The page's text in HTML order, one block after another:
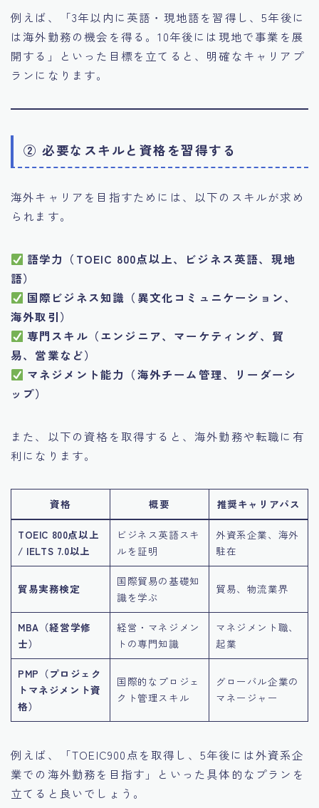
例えば、「3年以内に英語・現地語を習得し、5年後に
は海外勤務の機会を得る。10年後には現地で事業を展
開する」といった目標を立てると、明確なキャリアプ
ランになります。
② 必要なスキルと資格を習得する
海外キャリアを目指すためには、以下のスキルが求め
られます。
語学力（TOEIC 800点以上、ビジネス英語、現地
語）
国際ビジネス知識（異文化コミュニケーション、
海外取引）
専門スキル（エンジニア、マーケティング、貿
易、営業など）
マネジメント能力（海外チーム管理、リーダーシ
ップ）
また、以下の資格を取得すると、海外勤務や転職に有
利になります。
資格 概要 推奨キャリアパス
TOEIC 800点以上
/ IELTS 7.0以上
ビジネス英語スキ
ルを証明
外資系企業、海外
駐在
貿易実務検定
国際貿易の基礎知
識を学ぶ
貿易、物流業界
MBA（経営学修
士）
経営・マネジメン
トの専門知識
マネジメント職、
起業
PMP（プロジェク
トマネジメント資
格）
国際的なプロジェ
クト管理スキル
グローバル企業の
マネージャー
例えば、「TOEIC900点を取得し、5年後には外資系企
業での海外勤務を目指す」といった具体的なプランを
立てると良いでしょう。